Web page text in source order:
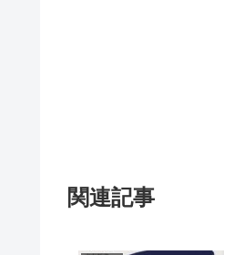
関連記事